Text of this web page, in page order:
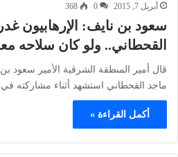
أبريل 7, 2015 0
368
سعود بن نايف: الإرهابيون
القحطاني.. ولو كان سلاحه
قال أمير المنطقة الشرقية الأمير سعود
ماجد القحطاني استشهد أثناء مشاركته في
أكمل القراءة »